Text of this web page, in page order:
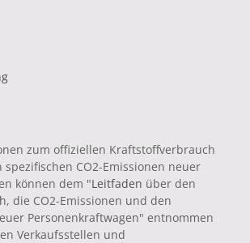
zum offiziellen Kraftstoffverbrauch
CO2-Emissionen neuer
können dem "Leitfaden über den
die CO2-Emissionen und den
Personenkraftwagen" entnommen
Verkaufsstellen und